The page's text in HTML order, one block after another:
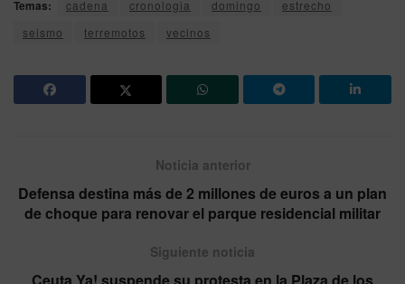
Temas: cadena cronologia domingo
estrecho
seismo
terremotos vecinos
Noticia anterior
Defensa destina más de 2 millones de euros a un plan
de choque para renovar el parque residencial militar
Siguiente noticia